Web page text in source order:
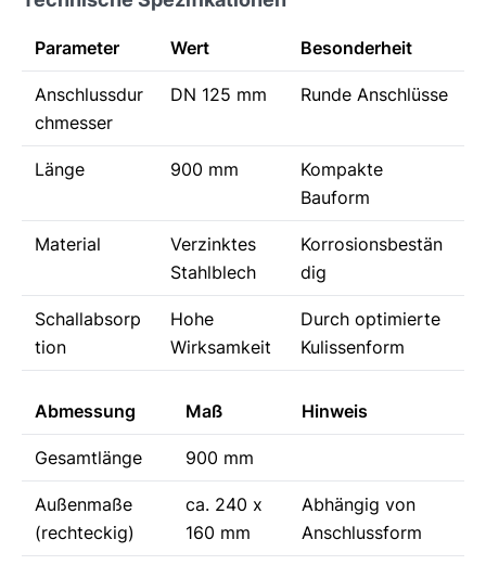
Parameter Wert Besonderheit
Anschlussdur
chmesser
DN 125 mm Runde Anschlüsse
Länge 900 mm
Kompakte
Bauform
Material
Verzinktes
Stahlblech
Korrosionsbestän
dig
Schallabsorp
tion
Hohe
Wirksamkeit
Durch optimierte
Kulissenform
Abmessung Maß Hinweis
Gesamtlänge 900 mm
Außenmaße
(rechteckig)
ca. 240 x
160 mm
Abhängig von
Anschlussform